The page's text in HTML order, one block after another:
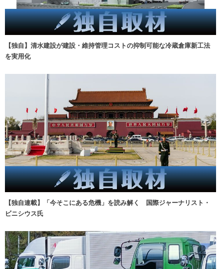
【独自】清水建設が建設・維持管理コストの抑制可能な冷蔵倉庫新工法
を実用化
【独自連載】「今そこにある危機」を読み解く 国際ジャーナリスト・
ビニシウス氏